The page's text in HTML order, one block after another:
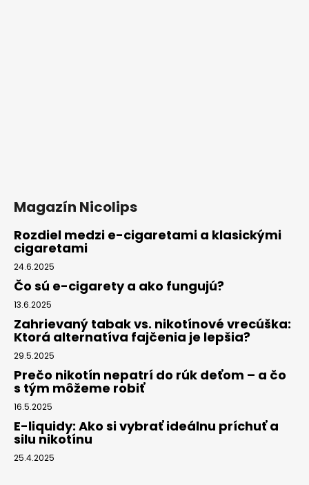
Magazín Nicolips
Rozdiel medzi e-cigaretami a klasickými
cigaretami
24.6.2025
Čo sú e-cigarety a ako fungujú?
13.6.2025
Zahrievaný tabak vs. nikotínové vrecúška:
Ktorá alternatíva fajčenia je lepšia?
29.5.2025
Prečo nikotín nepatrí do rúk deťom – a čo
s tým môžeme robiť
16.5.2025
E-liquidy: Ako si vybrať ideálnu príchuť a
silu nikotínu
25.4.2025